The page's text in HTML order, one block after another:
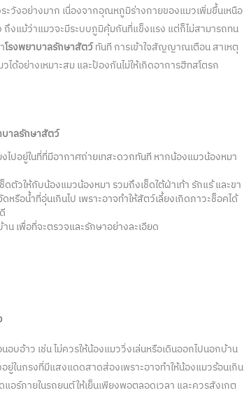
ะวังอย่างมาก เนื่องจากอุณหภูมิร่างกายของแมวเพิ่มขึ้นเหนือ
งแม้ว่าแมวจะมีระบบภูมิคุ้มกันที่แข็งแรง แต่ก็ไม่สามารถทน
โรงพยาบาลรักษาสัตว์ทันที การเข้าใจสัญญาณเตือน สาเหตุ
ด้อย่างเหมาะสม และป้องกันไม่ให้เกิดอาการฮีทสโตรก
บาลรักษาสัตว์
ปอยู่ในที่ที่มีอากาศถ่ายเทสะดวกทันที หากน้องแมวน้องหมา
วให้กับน้องแมวน้องหมา รวมถึงเช็ดใต้ฝ่าเท้า รักแร้ และขา
รือน้ำที่อุ่นเกินไป เพราะอาจทำให้สัตว์เลี้ยงเกิดภาวะช็อคได้
านเพื่อที่จะตรวจและรักษาอย่างละเอียด
บอ้าว เช่น ไม่ควรให้น้องแมววิ่งเล่นหรือเดินออกไปนอกบ้าน
ในกรงที่มีแสงแดดสาดส่องเพราะอาจทำให้น้องแมวร้อนเกิน
อร์ภายในรถยนต์ให้เย็นเพียงพอตลอดเวลา และควรสังเกต